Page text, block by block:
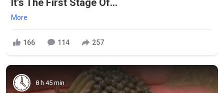
It's The First Stage Of...
More
166 114 257
8 h 45 min